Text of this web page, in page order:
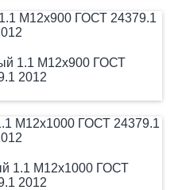
1.1 М12х900 ГОСТ
2012
1.1 М12х1000 ГОСТ
2012